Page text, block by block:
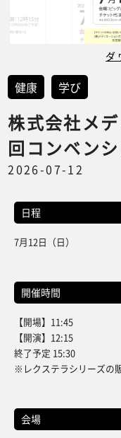
ダ
健康 学び
株式会社メ
回コンベン
2026-07-12
日程
7月12日（日）
開催時間
【開場】11:45
【開演】12:15
終了予定 15:30
※レクステラシリーズの
会場